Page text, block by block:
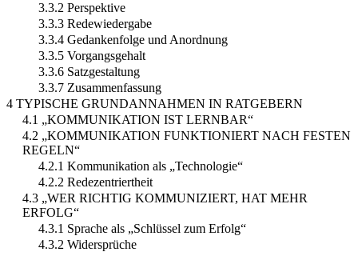
3.3.2 Perspektive
3.3.3 Redewiedergabe
3.3.4 Gedankenfolge und Anordnung
3.3.5 Vorgangsgehalt
3.3.6 Satzgestaltung
3.3.7 Zusammenfassung
4 TYPISCHE GRUNDANNAHMEN IN RATGEBERN
4.1 „KOMMUNIKATION IST LERNBAR“
4.2 „KOMMUNIKATION FUNKTIONIERT NACH FESTEN
REGELN“
4.2.1 Kommunikation als „Technologie“
4.2.2 Redezentriertheit
4.3 „WER RICHTIG KOMMUNIZIERT, HAT MEHR
ERFOLG“
4.3.1 Sprache als „Schlüssel zum Erfolg“
4.3.2 Widersprüche